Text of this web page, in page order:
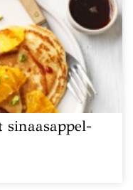
sinaasappel-